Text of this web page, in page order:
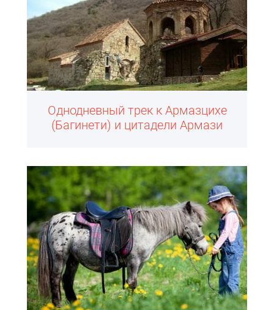
Однодневный трек к Армазцихе
(Багинети) и цитадели Армази